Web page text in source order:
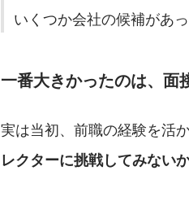
いくつか会社の候補があ
一番大きかったのは、面
実は当初、前職の経験を活
レクターに挑戦してみないか